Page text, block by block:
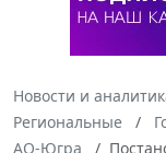
Новости и
Региональные
АО-Югра